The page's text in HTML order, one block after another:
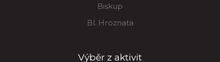
Biskup
Bl. Hroznata
Výběr z aktivit